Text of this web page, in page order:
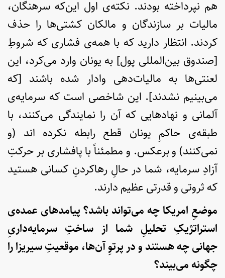
هم نپرداخته بودند. نکته‌ی اول این‌که سرهنگان،
مالیات بر سازندگان و مالکان کشتی‌ها را حذف
کردند. انتظار دارید که با همه‌ی فشاری که شروطِ
[صندوق بین‌المللی پول] به یونان وارد می‌کرد، این
لعنتی‌ها به مالیات‌دهی وادار شده باشند [که
می‌بینیم نشدند]. این شاخصی است که سرمایه‌ی
آلمانی و نهادهایی که آن را نمایندگی می‌کنند، با
طبقه‌ی حاکمِ یونان قطع رابطه نکرده اند (و
نمی‌کنند) و برعکس. و مطمئناً با پافشاری بر حرکتِ
آزادِ سرمایه، شما در حالِ رهاکردنِ کسانی هستید
که ثروتی و قدرتی عظیم دارند.
موضعِ امریکا چه می‌تواند باشد؟ پیامدهای عمده‌ی
استراتژیکِ تحلیلِ شما از ساختِ سرمایه‌داریِ
جهانی چه هستند و در پرتوِ آن‌ها، موقعیتِ سیریزا را
چگونه می‌بیند؟